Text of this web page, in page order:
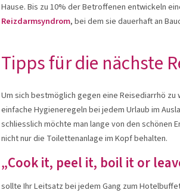
Hause. Bis zu 10% der Betroffenen entwickeln
Reizdarmsyndrom, bei dem sie dauerhaft an
Tipps für die nächste
Um sich bestmöglich gegen eine Reisediarrhö zu
einfache Hygieneregeln bei jedem Urlaub im
schliesslich möchte man lange von den schönen
nicht nur die Toilettenanlage im Kopf behalten.
„Cook it, peel it, boil it or
sollte Ihr Leitsatz bei jedem Gang zum